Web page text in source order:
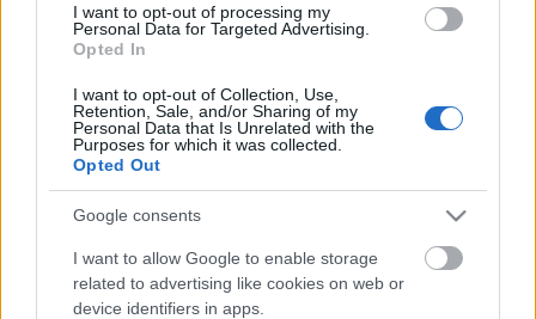
I want to opt-out of processing my
Personal Data for Targeted Advertising.
Opted In
I want to opt-out of Collection, Use,
Retention, Sale, and/or Sharing of my
Personal Data that Is Unrelated with the
Purposes for which it was collected.
Opted Out
Google consents
I want to allow Google to enable storage
related to advertising like cookies on web or
device identifiers in apps.
kegytelenségén, de a hangok a helyükön vannak, az
szól, aminek szólnia kell. Dinyés Dániel nem a világ
kettejük dalok fölötti együtt gondolkodása pótolni
tudja az esetleges hiányérzetet. A zongora tetejét
nagyra nyitották, ettől egy kicsit zajosnak lehetett
érzékelni az előadást, de nyilván megvolt az oka, a
hangosztály így talán jobban tudta keverni az
eredményt, és ez mégiscsak rádiókoncert a
Márványteremben, jó itt lenni, de a hallgatók a
célközönség.